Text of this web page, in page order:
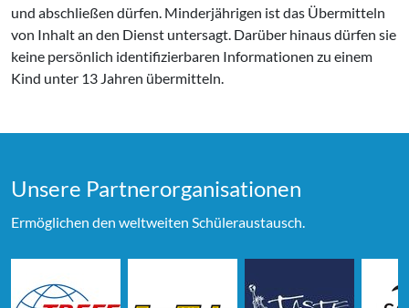
und abschließen dürfen. Minderjährigen ist das Übermitteln
von Inhalt an den Dienst untersagt. Darüber hinaus dürfen sie
keine persönlich identifizierbaren Informationen zu einem
Kind unter 13 Jahren übermitteln.
Unsere Partner­organi­sationen
Ermöglichen den weltweiten Schüleraustausch.